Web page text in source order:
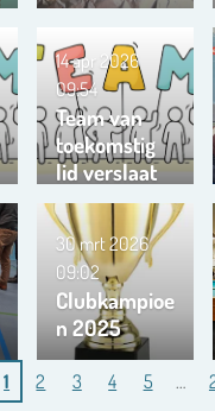
Team van
toekomstig
lid verslaat
ons team …
!!!
14 apr 2026
09:54
Clubkampioe
n 2025
30 mrt 2026
09:02
1 2 3 4 5